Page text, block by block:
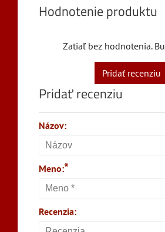
Hodnotenie produktu
Zatiaľ bez hodnotenia.
Pridať recenziu
Pridať recenziu
Názov:
Meno:*
Recenzia: